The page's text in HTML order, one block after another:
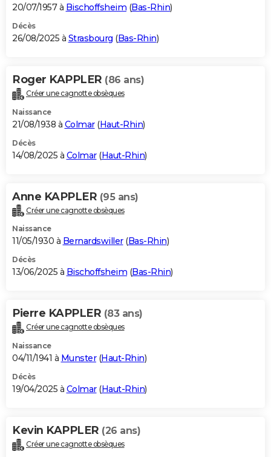
20/07/1957 à Bischoffsheim (Bas-Rhin)
Décès
26/08/2025 à Strasbourg (Bas-Rhin)
Roger KAPPLER (86 ans)
Créer une cagnotte obsèques
Naissance
21/08/1938 à Colmar(Haut-Rhin)
Décès
14/08/2025 à Colmar(Haut-Rhin)
Anne KAPPLER (95 ans)
Créer une cagnotte obsèques
Naissance
11/05/1930 à Bernardswiller(Bas-Rhin)
Décès
13/06/2025 à Bischoffsheim (Bas-Rhin)
Pierre KAPPLER (83 ans)
Créer une cagnotte obsèques
Naissance
04/11/1941 à Munster(Haut-Rhin)
Décès
19/04/2025 à Colmar(Haut-Rhin)
Kevin KAPPLER (26 ans)
Créer une cagnotte obsèques